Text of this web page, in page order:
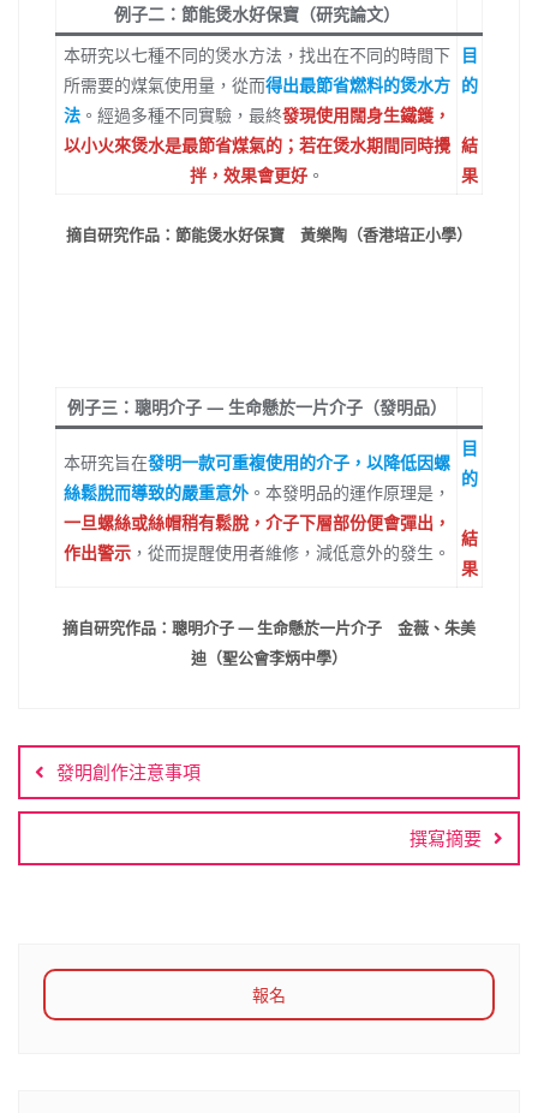
例子二：節能煲水好保寶（研究論文）
本研究以七種不同的煲水方法，找出在不同的時間下
所需要的煤氣使用量，從而得出最節省燃料的煲水方
法。經過多種不同實驗，最終發現使用闊身生鐵鑊，
以小火來煲水是最節省煤氣的；若在煲水期間同時攪
拌，效果會更好。
目
的
結
果
摘自研究作品：節能煲水好保寶 黃樂陶（香港培正小學）
例子三：聰明介子 — 生命懸於一片介子（發明品）
本研究旨在發明一款可重複使用的介子，以降低因螺
絲鬆脫而導致的嚴重意外。本發明品的運作原理是，
一旦螺絲或絲帽稍有鬆脫，介子下層部份便會彈出，
作出警示，從而提醒使用者維修，減低意外的發生。
目
的
結
果
摘自研究作品：聰明介子 — 生命懸於一片介子 金薇、朱美
迪（聖公會李炳中學）
章
導
覽
發明創作注意事項
撰寫摘要
報名